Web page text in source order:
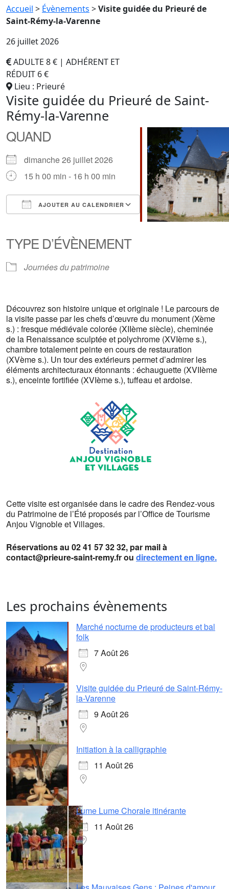
Accueil > Évènements >Visite guidée du Prieuré de
Saint-Rémy-la-Varenne
26 juillet 2026
ADULTE 8 € | ADHÉRENT ET
RÉDUIT 6 €
Lieu : Prieuré
Visite guidée du Prieuré de Saint-
Rémy-la-Varenne
QUAND
dimanche 26 juillet 2026
15 h 00 min - 16 h 00 min
AJOUTER AU CALENDRIER
Outlook Live
TYPE D’ÉVÈNEMENT
Journées du patrimoine
Découvrez son histoire unique et originale ! Le parcours de
la visite passe par les chefs d’œuvre du monument (Xème
s.) : fresque médiévale colorée (XIIème siècle), cheminée
de la Renaissance sculptée et polychrome (XVIème s.),
chambre totalement peinte en cours de restauration
(XVème s.). Un tour des extérieurs permet d’admirer les
éléments architecturaux étonnants : échauguette (XVIIème
s.), enceinte fortifiée (XVIème s.), tuffeau et ardoise.
Cette visite est organisée dans le cadre des Rendez-vous
du Patrimoine de l’Été proposés par l’Office de Tourisme
Anjou Vignoble et Villages.
Réservations au 02 41 57 32 32, par mail à
contact@prieure-saint-remy.fr ou directement en ligne.
Les prochains évènements
Marché nocturne de producteurs et bal
folk
7 Août 26
Visite guidée du Prieuré de Saint-Rémy-
la-Varenne
9 Août 26
Initiation à la calligraphie
11 Août 26
Lume Lume Chorale itinérante
11 Août 26